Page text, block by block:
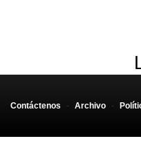
Contáctenos - Archivo -